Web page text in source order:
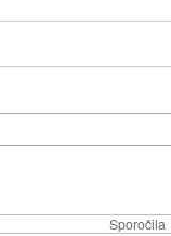
Sporočila